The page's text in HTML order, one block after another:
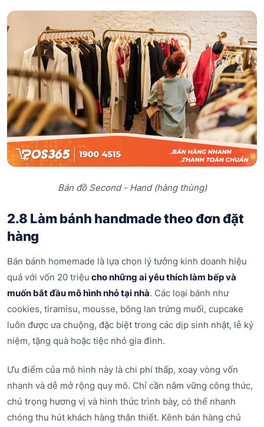
Bán đồ Second - Hand (hàng thùng)
2.8 Làm bánh handmade theo đơn đặt
hàng
Bán bánh homemade là lựa chọn lý tưởng kinh doanh hiệu
quả với vốn 20 triệu cho những ai yêu thích làm bếp và
muốn bắt đầu mô hình nhỏ tại nhà. Các loại bánh như
cookies, tiramisu, mousse, bông lan trứng muối, cupcake
luôn được ưa chuộng, đặc biệt trong các dịp sinh nhật, lễ kỷ
niệm, tặng quà hoặc tiệc nhỏ gia đình.
Ưu điểm của mô hình này là chi phí thấp, xoay vòng vốn
nhanh và dễ mở rộng quy mô. Chỉ cần nắm vững công thức,
chú trọng hương vị và hình thức trình bày, có thể nhanh
chóng thu hút khách hàng thân thiết. Kênh bán hàng chủ